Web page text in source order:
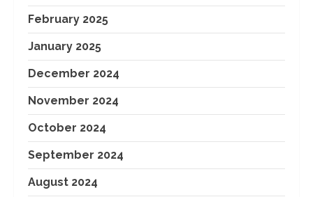
February 2025
January 2025
December 2024
November 2024
October 2024
September 2024
August 2024